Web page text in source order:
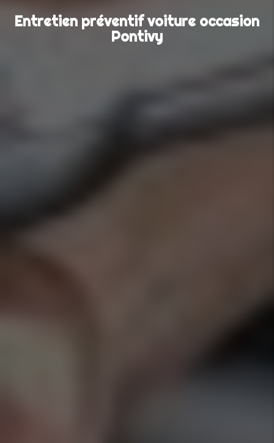
Entretien préventif voiture occasion
Pontivy